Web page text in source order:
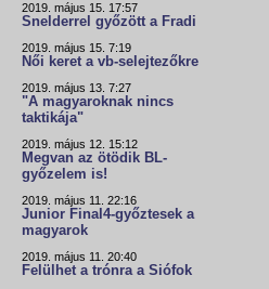
2019. május 15. 17:57
Snelderrel győzött a Fradi
2019. május 15. 7:19
Női keret a vb-selejtezőkre
2019. május 13. 7:27
"A magyaroknak nincs
taktikája"
2019. május 12. 15:12
Megvan az ötödik BL-
győzelem is!
2019. május 11. 22:16
Junior Final4-győztesek a
magyarok
2019. május 11. 20:40
Felülhet a trónra a Siófok